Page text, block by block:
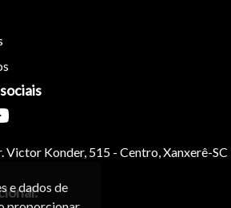
e dados de
Victor Konder, 515 - Centro, Xanxerê-SC